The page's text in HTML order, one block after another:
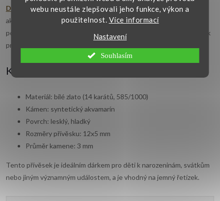
webu neustále zlepšovali jeho funkce, výkon a
použitelnost. Více informací
Nastavení
Souhlasím
Dětský přívěsekz bílého zlata je zdoben modrým syntetickým
akvamarínem, který dodává šperku svěží a zářivý vzhled. Lesklý
povrch a kulatý tvar kamene dělají z tohoto přívěsku ideální doplněk
pro malé slečny. Přívěsek pochází z naší vlastní výroby.
Klíčové vlastnosti:
Materiál: bílé zlato (14 karátů, 585/1000)
Kámen: syntetický akvamarín
Povrch: lesklý, hladký
Rozměry přívěsku: 12x5 mm
Průměr kamene: 3 mm
Tento přívěsek je ideálním dárkem pro děti k narozeninám, svátkům
nebo jiným významným událostem, a je vhodný na jemný řetízek.